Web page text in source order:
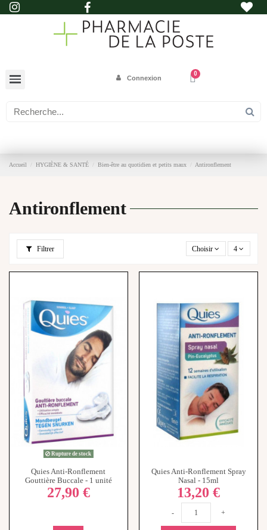
Connexion
Accueil HYGIÈNE & SANTÉ Bien-être au quotidien et petits maux Antironflement
Antironflement
Filtrer Choisir 4
Rupture de stock
Quies Anti-Ronflement
Gouttière Buccale - 1 unité
27,90 €
Quies Anti-Ronflement Spray
Nasal - 15ml
13,20 €
- +